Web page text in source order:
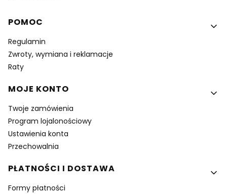
Linki w stopce
POMOC
Regulamin
Zwroty, wymiana i reklamacje
Raty
MOJE KONTO
Twoje zamówienia
Program lojalonościowy
Ustawienia konta
Przechowalnia
PŁATNOŚCI I DOSTAWA
Formy płatności